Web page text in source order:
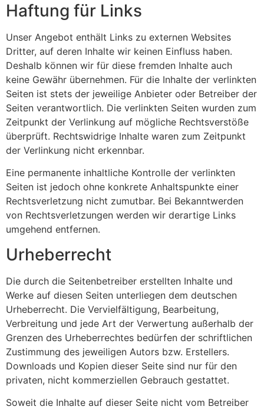
Haftung für Links
Unser Angebot enthält Links zu externen Websites
Dritter, auf deren Inhalte wir keinen Einfluss haben.
Deshalb können wir für diese fremden Inhalte auch
keine Gewähr übernehmen. Für die Inhalte der verlinkten
Seiten ist stets der jeweilige Anbieter oder Betreiber der
Seiten verantwortlich. Die verlinkten Seiten wurden zum
Zeitpunkt der Verlinkung auf mögliche Rechtsverstöße
überprüft. Rechtswidrige Inhalte waren zum Zeitpunkt
der Verlinkung nicht erkennbar.
Eine permanente inhaltliche Kontrolle der verlinkten
Seiten ist jedoch ohne konkrete Anhaltspunkte einer
Rechtsverletzung nicht zumutbar. Bei Bekanntwerden
von Rechtsverletzungen werden wir derartige Links
umgehend entfernen.
Urheberrecht
Die durch die Seitenbetreiber erstellten Inhalte und
Werke auf diesen Seiten unterliegen dem deutschen
Urheberrecht. Die Vervielfältigung, Bearbeitung,
Verbreitung und jede Art der Verwertung außerhalb der
Grenzen des Urheberrechtes bedürfen der schriftlichen
Zustimmung des jeweiligen Autors bzw. Erstellers.
Downloads und Kopien dieser Seite sind nur für den
privaten, nicht kommerziellen Gebrauch gestattet.
Soweit die Inhalte auf dieser Seite nicht vom Betreiber